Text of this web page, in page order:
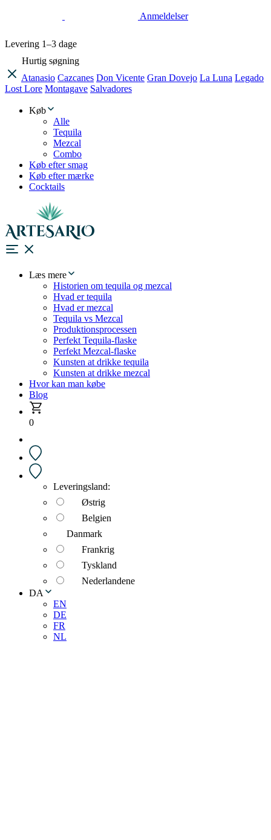
Anmeldelser
Levering 1–3 dage
Hurtig søgning
Atanasio Cazcanes Don Vicente Gran Dovejo La Luna Legado
Lost Lore Montagave Salvadores
Køb
Alle
Tequila
Mezcal
Combo
Køb efter smag
Køb efter mærke
Cocktails
Læs mere
Historien om tequila og mezcal
Hvad er tequila
Hvad er mezcal
Tequila vs Mezcal
Produktionsprocessen
Perfekt Tequila-flaske
Perfekt Mezcal-flaske
Kunsten at drikke tequila
Kunsten at drikke mezcal
Hvor kan man købe
Blog
0
Leveringsland:
Østrig
Belgien
Danmark
Frankrig
Tyskland
Nederlandene
DA
EN
DE
FR
NL